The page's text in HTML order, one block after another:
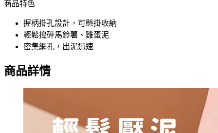
商品特色
握柄掛孔設計，可懸掛收納
輕鬆搗碎馬鈴薯、雞蛋泥
密集網孔，出泥迅速
商品詳情